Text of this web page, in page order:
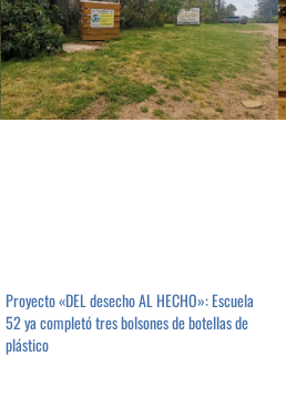
Proyecto «DEL desecho AL HECHO»: Escuela
52 ya completó tres bolsones de botellas de
plástico